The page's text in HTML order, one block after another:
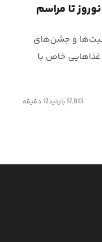
تا مراسم
و جشن‌های
غذاهایی خاص با
17,813 بازدید 12دقیقه